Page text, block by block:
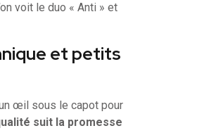
voit le duo « Anti » et
et petits
œil sous le capot pour
suit la promesse